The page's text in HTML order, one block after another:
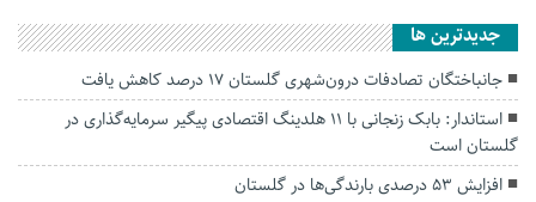
جديدترين ها
جانباختگان تصادفات درون‌شهری گلستان ۱۷ درصد کاهش یافت
استاندار: بابک زنجانی با ۱۱ هلدینگ اقتصادی پیگیر سرمایه‌گذاری در
گلستان است
افزایش ۵۳ درصدی بارندگی‌ها در گلستان